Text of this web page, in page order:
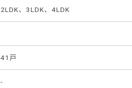
2LDK、3LDK、4LDK
41戸
-